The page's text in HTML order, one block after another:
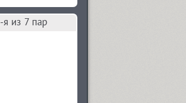
-я из 7пар